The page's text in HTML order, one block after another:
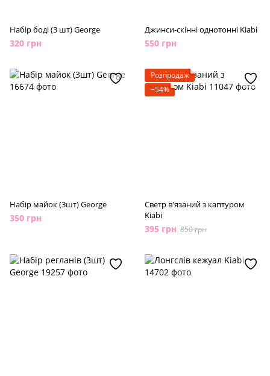
Набір боді (3 шт) George
320 грн
Джинси-скінні однотонні Kiabi
550 грн
Набір майок (3шт) George
350 грн
Розпродаж
−54%
Светр в'язаний з каптуром
Kiabi
395 грн 850 грн